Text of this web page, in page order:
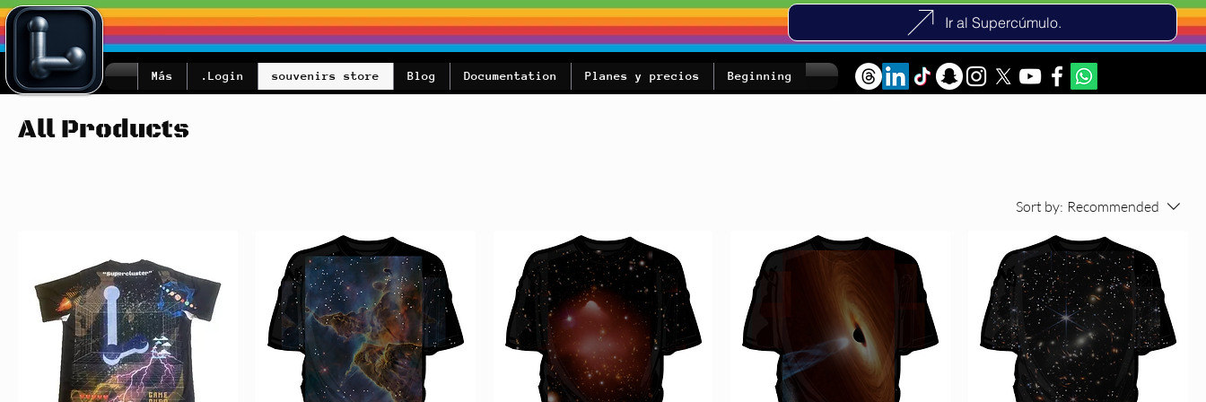
Ir al Supercúmulo.
Beginning
Planes y precios
Documentation
Blog
souvenirs store
Login.
Más
All Products
Sort by: Recommended